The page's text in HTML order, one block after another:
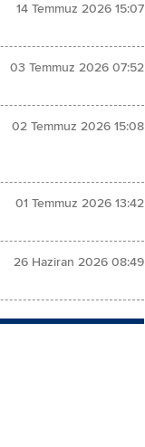
14 Temmuz 2026 15:07
03 Temmuz 2026 07:52
02 Temmuz 2026 15:08
01 Temmuz 2026 13:42
26 Haziran 2026 08:49